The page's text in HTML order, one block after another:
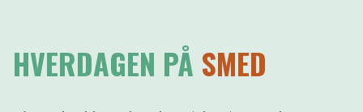
HVERDAGEN PÅ SMED